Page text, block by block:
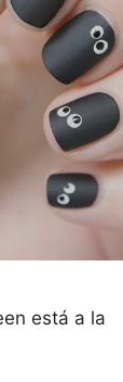
está a la